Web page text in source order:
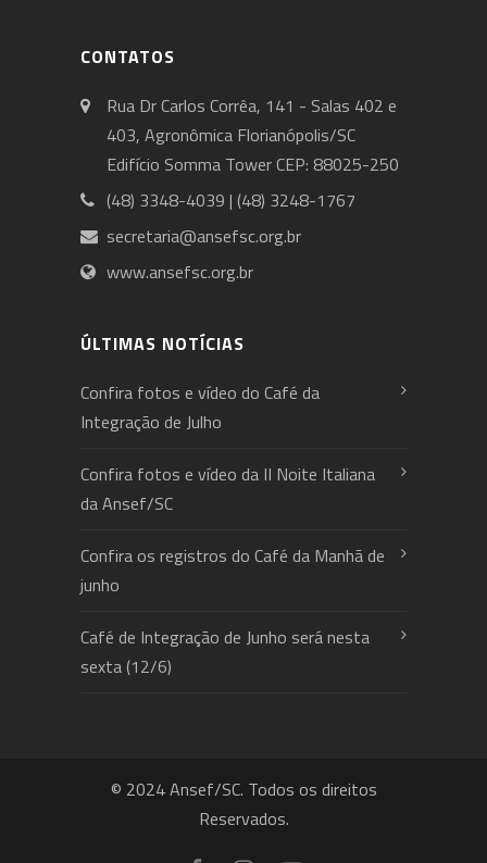
CONTATOS
Rua Dr Carlos Corrêa, 141 - Salas 402 e
403, Agronômica Florianópolis/SC
Edifício Somma Tower CEP: 88025-250
(48) 3348-4039 | (48) 3248-1767
secretaria@ansefsc.org.br
www.ansefsc.org.br
ÚLTIMAS NOTÍCIAS
Confira fotos e vídeo do Café da
Integração de Julho
Confira fotos e vídeo da II Noite Italiana
da Ansef/SC
Confira os registros do Café da Manhã de
junho
Café de Integração de Junho será nesta
sexta (12/6)
© 2024 Ansef/SC. Todos os direitos
Reservados.